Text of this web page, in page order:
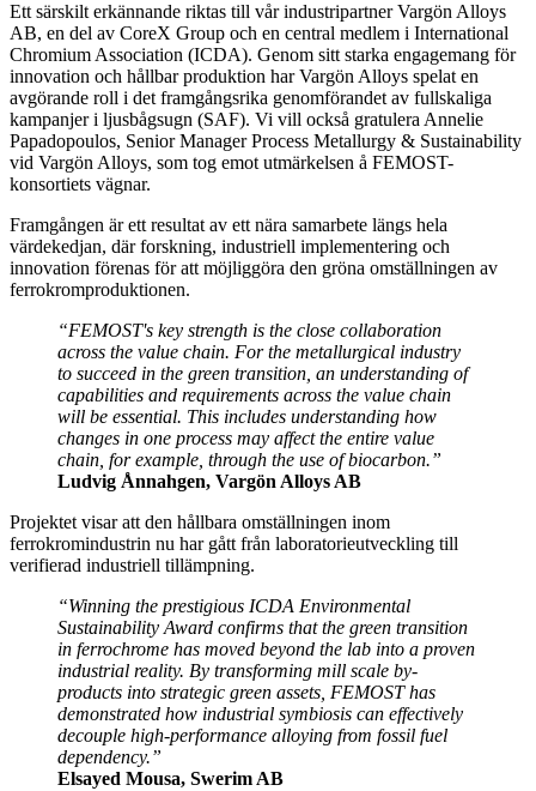
Ett särskilt erkännande riktas till vår industripartner Vargön Alloys
AB, en del av CoreX Group och en central medlem i International
Chromium Association (ICDA). Genom sitt starka engagemang för
innovation och hållbar produktion har Vargön Alloys spelat en
avgörande roll i det framgångsrika genomförandet av fullskaliga
kampanjer i ljusbågsugn (SAF). Vi vill också gratulera Annelie
Papadopoulos, Senior Manager Process Metallurgy & Sustainability
vid Vargön Alloys, som tog emot utmärkelsen å FEMOST-
konsortiets vägnar.
Framgången är ett resultat av ett nära samarbete längs hela
värdekedjan, där forskning, industriell implementering och
innovation förenas för att möjliggöra den gröna omställningen av
ferrokromproduktionen.
“FEMOST's key strength is the close collaboration
across the value chain. For the metallurgical industry
to succeed in the green transition, an understanding of
capabilities and requirements across the value chain
will be essential. This includes understanding how
changes in one process may affect the entire value
chain, for example, through the use of biocarbon.”
Ludvig Ånnahgen, Vargön Alloys AB
Projektet visar att den hållbara omställningen inom
ferrokromindustrin nu har gått från laboratorieutveckling till
verifierad industriell tillämpning.
“Winning the prestigious ICDA Environmental
Sustainability Award confirms that the green transition
in ferrochrome has moved beyond the lab into a proven
industrial reality. By transforming mill scale by-
products into strategic green assets, FEMOST has
demonstrated how industrial symbiosis can effectively
decouple high-performance alloying from fossil fuel
dependency.”
Elsayed Mousa, Swerim AB